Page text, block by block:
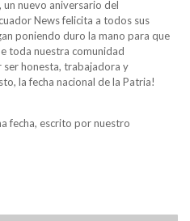
nuevo aniversario del
News felicita a todos sus
poniendo duro la mano para que
toda nuestra comunidad
ser honesta, trabajadora y
la fecha nacional de la Patria!
fecha, escrito por nuestro